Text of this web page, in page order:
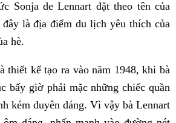
Sonja de Lennart đặt theo tên của
là địa điểm du lịch yêu thích của
hè.
thiết kế tạo ra vào năm 1948, khi bà
bấy giờ phải mặc những chiếc quần
kém duyên dáng. Vì vậy bà Lennart